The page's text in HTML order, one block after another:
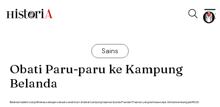
Sains
Obati Paru-paru ke Kampung
Belanda
Belanda hadiahi orang Minahasa dengan sebuah sanatorium di dekat kampung halaman ibunda Presiden Prabowo yang berhawa sejuk. Kini berkembang jadi RSUD.